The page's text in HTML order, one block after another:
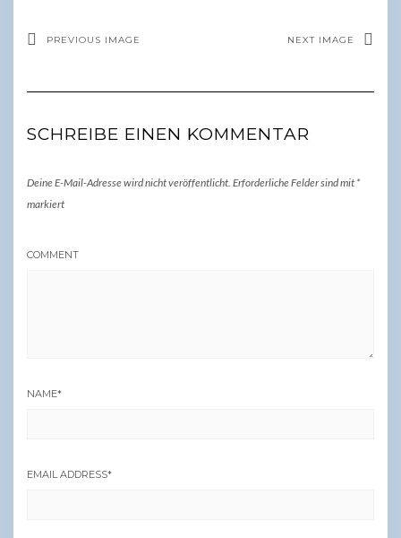
PREVIOUS IMAGE NEXT IMAGE
SCHREIBE EINEN KOMMENTAR
Deine E-Mail-Adresse wird nicht veröffentlicht. Erforderliche Felder sind mit *
markiert
COMMENT
NAME*
EMAIL ADDRESS*